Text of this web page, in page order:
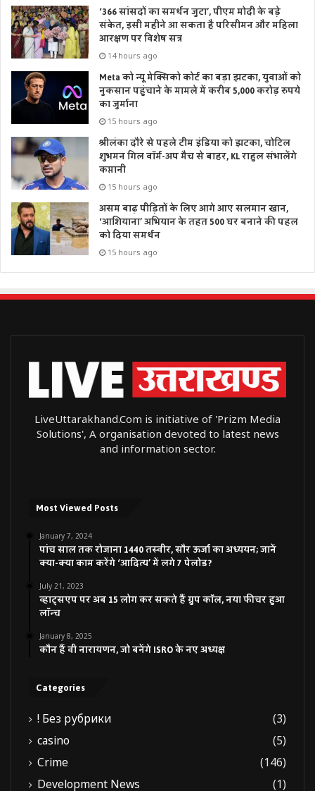
‘366 सांसदों का समर्थन जुटा’, पीएम मोदी के बड़े
संकेत, इसी महीने आ सकता है परिसीमन और महिला
आरक्षण पर विशेष सत्र
14 hours ago
Meta को न्यू मेक्सिको कोर्ट का बड़ा झटका, युवाओं को
नुकसान पहुंचाने के मामले में करीब 5,000 करोड़ रुपये
का जुर्माना
15 hours ago
श्रीलंका दौरे से पहले टीम इंडिया को झटका, चोटिल
शुभमन गिल वॉर्म-अप मैच से बाहर, KL राहुल संभालेंगे
कप्तानी
15 hours ago
असम बाढ़ पीड़ितों के लिए आगे आए सलमान खान,
‘आशियाना’ अभियान के तहत 500 घर बनाने की पहल
को दिया समर्थन
15 hours ago
LiveUttarakhand.Com is initiative of 'Prizm Media
Solutions', A organisation devoted to latest news
and information sector.
Most Viewed Posts
January 7, 2024
पांच साल तक रोजाना 1440 तस्वीर, सौर ऊर्जा का अध्ययन; जानें
क्या-क्या काम करेंगे ‘आदित्य’ में लगे 7 पेलोड?
July 21, 2023
व्हाट्सएप पर अब 15 लोग कर सकते हैं ग्रुप कॉल, नया फीचर हुआ
लॉन्च
January 8, 2025
कौन हैं वी नारायणन, जो बनेंगे ISRO के नए अध्यक्ष
Categories
! Без рубрики
(3)
casino
(5)
Crime
(146)
Development News
(1)